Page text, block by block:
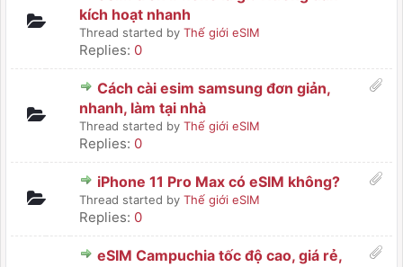
kích hoạt nhanh
Thread started by Thế giới eSIM
Replies: 0
Cách cài esim samsung đơn giản,
nhanh, làm tại nhà
Thread started by Thế giới eSIM
Replies: 0
iPhone 11 Pro Max có eSIM không?
Thread started by Thế giới eSIM
Replies: 0
eSIM Campuchia tốc độ cao, giá rẻ,